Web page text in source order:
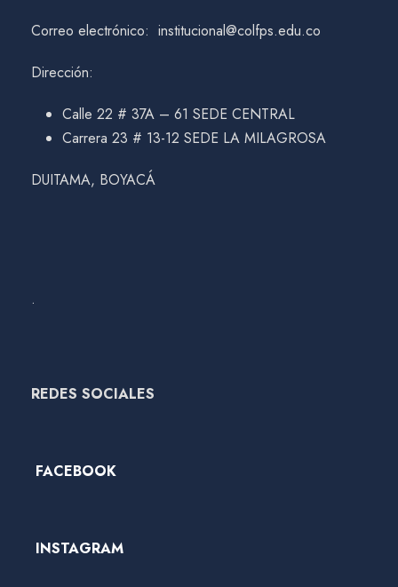
Correo electrónico: institucional@colfps.edu.co
Dirección:
Calle 22 # 37A – 61 SEDE CENTRAL
Carrera 23 # 13-12 SEDE LA MILAGROSA
DUITAMA, BOYACÁ
.
REDES SOCIALES
FACEBOOK
INSTAGRAM